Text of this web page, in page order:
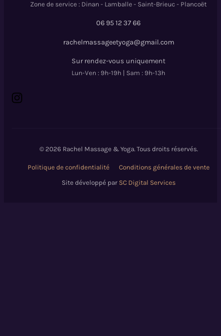
Zone de service : Dinan - Lamballe - Saint-Brieuc - Plancoët
06 95 12 37 66
rachelmassageetyoga@gmail.com
Sur rendez-vous uniquement
Lun-Ven : 9h-19h | Sam : 9h-13h
© 2026 Rachel Massage & Yoga. Tous droits réservés.
Politique de confidentialité Conditions générales de vente
Site développé par SC Digital Services